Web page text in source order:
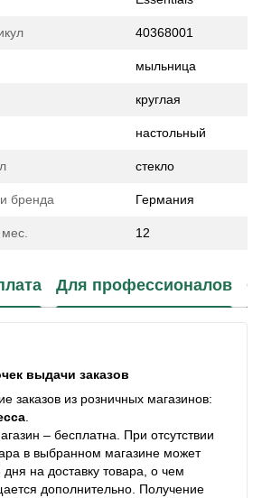
40368001
мыльница
круглая
настольный
стекло
бренда Германия
12
Для профессионалов
выдачи заказов
заказов из розничных магазинов:
– бесплатна. При отсутствии
в выбранном магазине может
дня на доставку товара, о чем
дополнительно. Получение